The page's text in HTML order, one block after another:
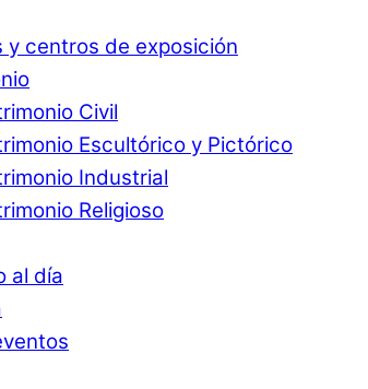
y centros de exposición
Civil
Escultórico y Pictórico
Industrial
Religioso
al día